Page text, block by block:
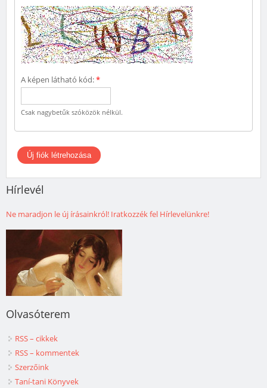
A képen látható kód:*
Csak nagybetűk szóközök nélkül.
Hírlevél
Ne maradjon le új írásainkról! Iratkozzék fel Hírlevelünkre!
Olvasóterem
RSS – cikkek
RSS – kommentek
Szerzőink
Taní-tani Könyvek